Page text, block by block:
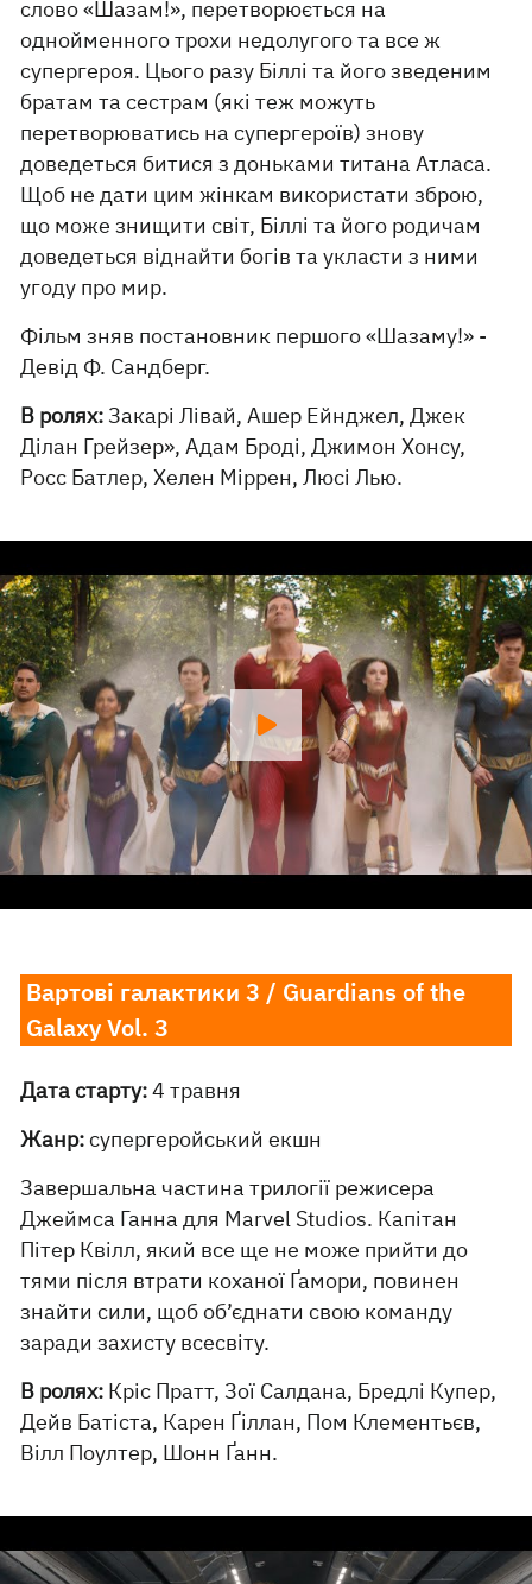
слово «Шазам!», перетворюється на
однойменного трохи недолугого та все ж
супергероя. Цього разу Біллі та його зведеним
братам та сестрам (які теж можуть
перетворюватись на супергероїв) знову
доведеться битися з доньками титана Атласа.
Щоб не дати цим жінкам використати зброю,
що може знищити світ, Біллі та його родичам
доведеться віднайти богів та укласти з ними
угоду про мир.
Фільм зняв постановник першого «Шазаму!» -
Девід Ф. Сандберг.
В ролях: Закарі Лівай, Ашер Ейнджел, Джек
Ділан Грейзер», Адам Броді, Джимон Хонсу,
Росс Батлер, Хелен Міррен, Люсі Лью.
Вартові галактики 3 / Guardians of the
Galaxy Vol. 3
Дата старту:4 травня
Жанр:супергеройський екшн
Завершальна частина трилогії режисера
Джеймса Ганна для Marvel Studios. Капітан
Пітер Квілл, який все ще не може прийти до
тями після втрати коханої Ґамори, повинен
знайти сили, щоб об’єднати свою команду
заради захисту всесвіту.
В ролях: Кріс Пратт, Зої Салдана, Бредлі Купер,
Дейв Батіста, Карен Ґіллан, Пом Клементьєв,
Вілл Поултер, Шонн Ґанн.